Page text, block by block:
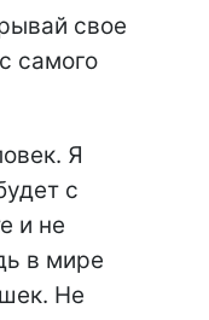
свое
самого
Я
с
и не
в мире
Не